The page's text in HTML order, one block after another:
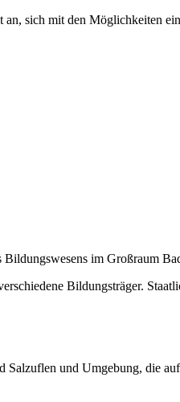
sich mit den Möglichkeiten
im Großraum
Bildungsträger.
und Umgebung, die